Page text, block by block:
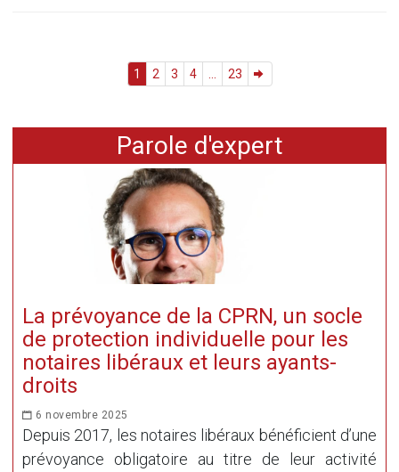
1 2 3 4 23
Parole d'expert
La prévoyance de la CPRN, un socle
de protection individuelle pour les
notaires libéraux et leurs ayants-
droits
6 novembre 2025
Depuis 2017, les notaires libéraux bénéficient d’une
prévoyance obligatoire au titre de leur activité